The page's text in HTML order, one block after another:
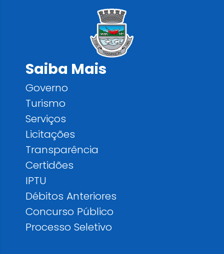
Saiba Mais
Governo
Turismo
Serviços
Licitações
Transparência
Certidões
IPTU
Débitos Anteriores
Concurso Público
Processo Seletivo